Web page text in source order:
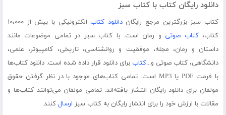
دانلود رایگان کتاب با کتاب سبز
کتاب سبز بزرگترین مرجع رایگاندانلود کتاب
الکترونیکی با بیش از ۱۰،۰۰۰
کتاب،کتاب صوتی و رمان است. با کتاب سبز در تمامی موضوعات مانند
داستان و رمان، مجله، موفقیت و روانشناسی، تاریخی، کامپیوتر، علمی،
دانشگاهی، کتاب صوتی و...کتاب برای دانلود قرار داده شده است. دانلود کتاب‌ها
با فرمت PDF یا MP3 است. تمامی کتاب‌های موجود با در نظر گرفتن حقوق
مولفان برای دانلود رایگان انتشار یافته‌اند. تمامی مولفان می‌توانند کتاب‌ها و
مقالات با ارزش خود را برای انتشار رایگان به کتاب سبز ارسال کنند.